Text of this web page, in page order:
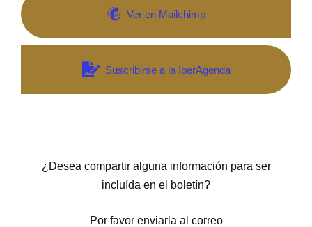
Ver en Mailchimp
Suscribirse a la IberAgenda
¿Desea compartir alguna información para ser
incluída en el boletín?
Por favor enviarla al correo